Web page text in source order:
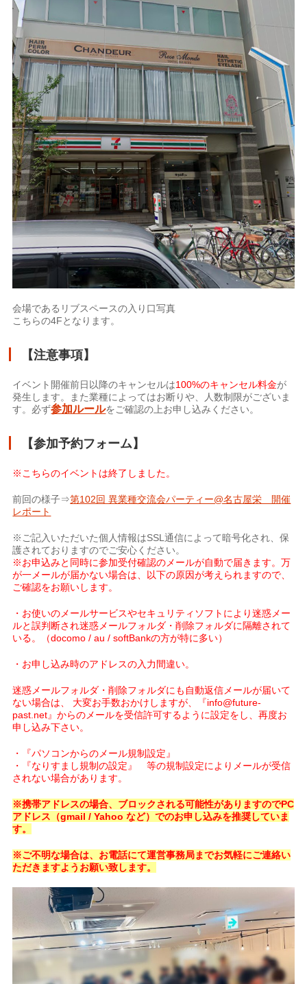
会場であるリブスペースの入り口写真
こちらの4Fとなります。
【注意事項】
イベント開催前日以降のキャンセルは100%のキャンセル料金が
発生します。また業種によってはお断りや、人数制限がございま
す。必ず参加ルールをご確認の上お申し込みください。
【参加予約フォーム】
※こちらのイベントは終了しました。
前回の様子⇒第102回 異業種交流会パーティー@名古屋栄 開催
レポート
※ご記入いただいた個人情報はSSL通信によって暗号化され、保
護されておりますのでご安心ください。
※お申込みと同時に参加受付確認のメールが自動で届きます。万
が一メールが届かない場合は、以下の原因が考えられますので、
ご確認をお願いします。
・お使いのメールサービスやセキュリティソフトにより迷惑メー
ルと誤判断され迷惑メールフォルダ・削除フォルダに隔離されて
いる。（docomo / au / softBankの方が特に多い）
・お申し込み時のアドレスの入力間違い。
迷惑メールフォルダ・削除フォルダにも自動返信メールが届いて
ない場合は、 大変お手数おかけしますが、『info@future-
past.net』からのメールを受信許可するように設定をし、再度お
申し込み下さい。
・『パソコンからのメール規制設定』
・『なりすまし規制の設定』 等の規制設定によりメールが受信
されない場合があります。
※携帯アドレスの場合、ブロックされる可能性がありますのでPC
アドレス（gmail / Yahoo など）でのお申し込みを推奨していま
す。
※ご不明な場合は、お電話にて運営事務局までお気軽にご連絡い
ただきますようお願い致します。